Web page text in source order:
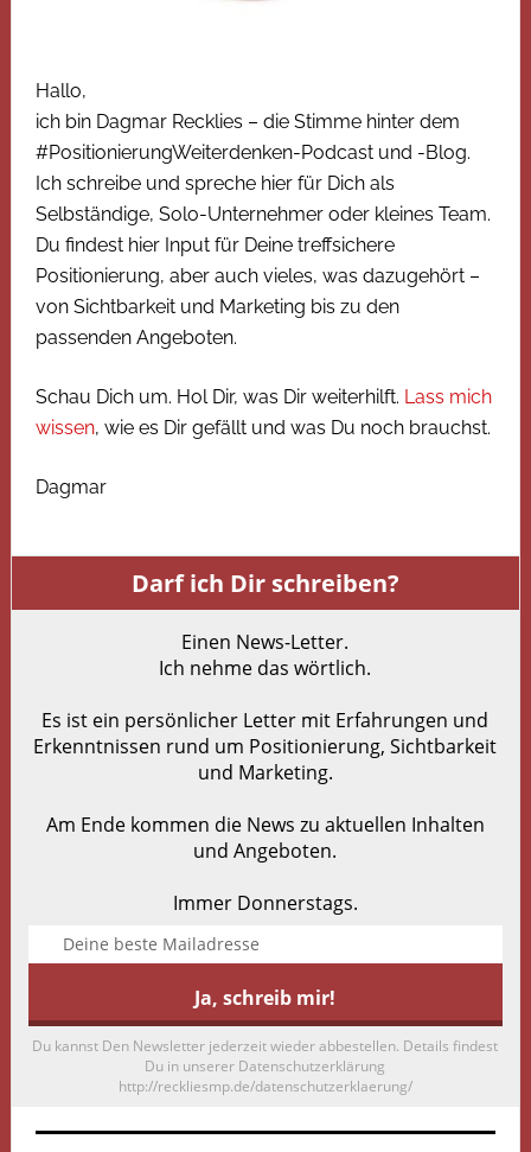
Hallo,
ich bin Dagmar Recklies – die Stimme hinter dem
#PositionierungWeiterdenken-Podcast und -Blog.
Ich schreibe und spreche hier für Dich als
Selbständige, Solo-Unternehmer oder kleines Team.
Du findest hier Input für Deine treffsichere
Positionierung, aber auch vieles, was dazugehört –
von Sichtbarkeit und Marketing bis zu den
passenden Angeboten.
Schau Dich um. Hol Dir, was Dir weiterhilft. Lass mich
wissen, wie es Dir gefällt und was Du noch brauchst.
Dagmar
Darf ich Dir schreiben?
Einen News-Letter.
Ich nehme das wörtlich.
Es ist ein persönlicher Letter mit Erfahrungen und
Erkenntnissen rund um Positionierung, Sichtbarkeit
und Marketing.
Am Ende kommen die News zu aktuellen Inhalten
und Angeboten.
Immer Donnerstags.
Du kannst Den Newsletter jederzeit wieder abbestellen. Details findest
Du in unserer Datenschutzerklärung
http://reckliesmp.de/datenschutzerklaerung/